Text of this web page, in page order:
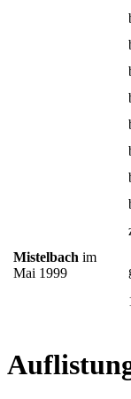
Mistelbach im
Mai 1999